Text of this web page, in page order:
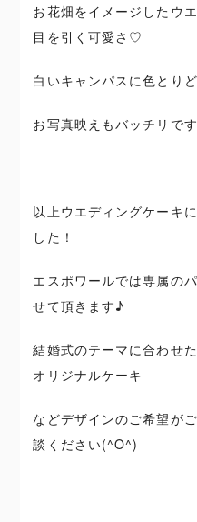
お花畑をイメージしたウ
目を引く可愛さ♡
白いキャンパスに色とり
お写真映えもバッチリです
以上ウエディングケーキ
した！
エスポワールでは専属の
せて頂きます♪
結婚式のテーマに合わせ
オリジナルケーキ
などデザインのご希望が
談ください(^O^)